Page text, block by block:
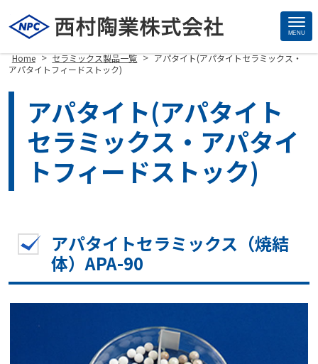
MENU
Home > セラミックス製品一覧 > アパタイト(アパタイトセラミックス・
アパタイトフィードストック)
アパタイト(アパタイト
セラミックス・アパタイ
トフィードストック)
アパタイトセラミックス（焼結
体）APA-90
Site
Footer